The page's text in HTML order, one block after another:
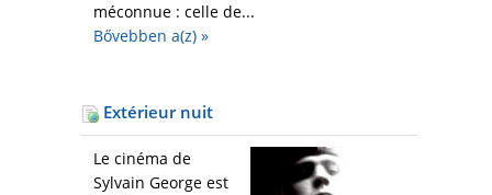
méconnue : celle de...
Bővebben a(z) »
Extérieur nuit
Le cinéma de
Sylvain George est